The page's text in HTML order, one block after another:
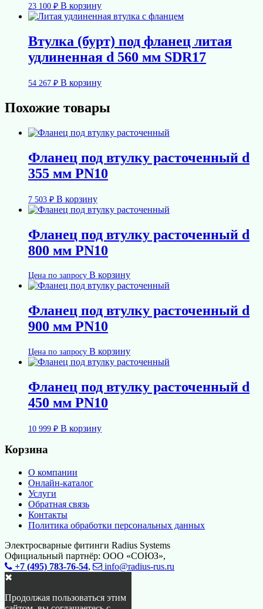
23 100 ₽ В корзину
Втулка (бурт) под фланец литая
удлиненная d 560 мм SDR17
54 267 ₽ В корзину
Похожие товары
Фланец под втулку расточенный d
355 мм PN10
7 503 ₽ В корзину
Фланец под втулку расточенный d
800 мм PN10
Цена по запросу В корзину
Фланец под втулку расточенный d
900 мм PN10
Цена по запросу В корзину
Фланец под втулку расточенный d
450 мм PN10
10 999 ₽ В корзину
Корзина
О компании
Онлайн-каталог
Услуги
Обратная связь
Контакты
Политика обработки персональных данных
Электросварные фитинги Radius Systems
Официальный партнёр: ООО «СОЮЗ»,
+7 (495) 783-76-54,
info@radius-rus.ru
✖
Продолжая пользоваться этим